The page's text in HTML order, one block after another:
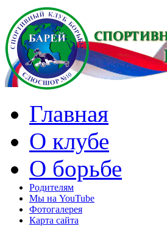
Главная
О клубе
О борьбе
Родителям
Мы на YouTube
Фотогалерея
Карта сайта